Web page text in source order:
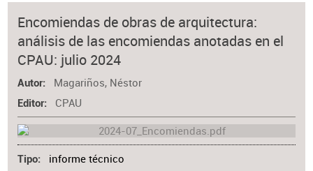
Encomiendas de obras de arquitectura:
análisis de las encomiendas anotadas en el
CPAU: julio 2024
Autor Magariños, Néstor
Editor CPAU
Tipo informe técnico